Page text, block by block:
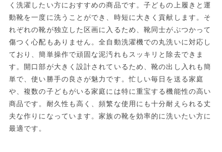
く洗濯したい方におすすめの商品です。子どもの上履きと運
動靴を一度に洗うことができ、時短に大きく貢献します。そ
れぞれの靴が独立した区画に入るため、靴同士がぶつかって
傷つく心配もありません。全自動洗濯機での丸洗いに対応し
ており、簡単操作で頑固な泥汚れもスッキリと除去できま
す。開口部が大きく設計されているため、靴の出し入れも簡
単で、使い勝手の良さが魅力です。忙しい毎日を送る家庭
や、複数の子どもがいる家庭には特に重宝する機能性の高い
商品です。耐久性も高く、頻繁な使用にも十分耐えられる丈
夫な作りになっています。家族の靴を効率的に洗いたい方に
最適です。